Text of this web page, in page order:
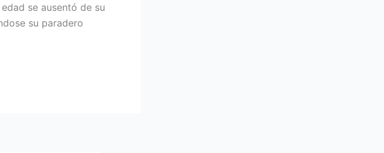
se ausentó de su
su paradero